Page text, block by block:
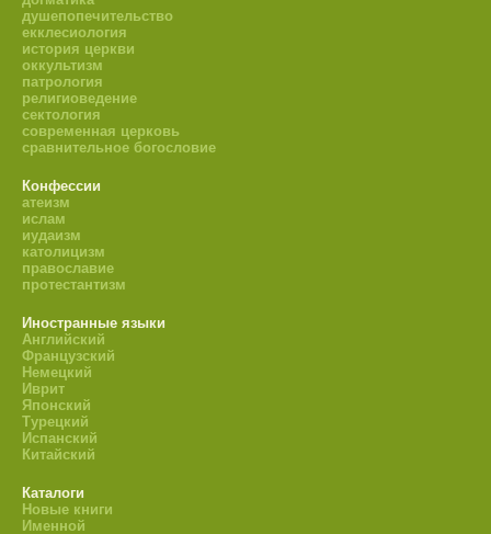
душепопечительство
екклесиология
история церкви
оккультизм
патрология
религиоведение
сектология
современная церковь
сравнительное богословие
Конфессии
атеизм
ислам
иудаизм
католицизм
православие
протестантизм
Иностранные языки
Английский
Французский
Немецкий
Иврит
Японский
Турецкий
Испанский
Китайский
Каталоги
Новые книги
Именной